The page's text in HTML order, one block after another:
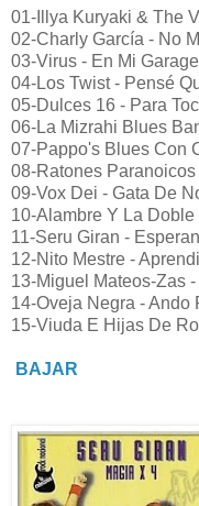
01-Illya Kuryaki & The
02-Charly García - No
03-Virus - En Mi Garage
04-Los Twist - Pensé
05-Dulces 16 - Para
06-La Mizrahi Blues
07-Pappo's Blues Con
08-Ratones
09-Vox Dei - Gata De
10-Alambre Y La
11-Seru Giran -
12-Nito Mestre -
13-Miguel Mateos-Zas
14-Oveja Negra - Ando
15-Viuda E Hijas De
BAJAR